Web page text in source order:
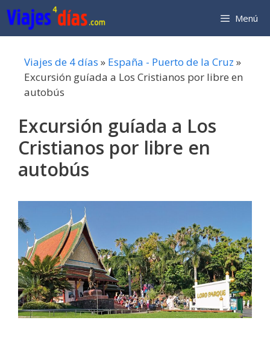
Saltar
al
contenido
Menú
Viajes de 4 días » España - Puerto de la Cruz »
Excursión guíada a Los Cristianos por libre en
autobús
Excursión guíada a Los
Cristianos por libre en
autobús